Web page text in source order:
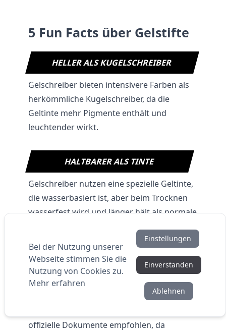
5 Fun Facts über Gelstifte
HELLER ALS KUGELSCHREIBER
Gelschreiber bieten intensivere Farben als
herkömmliche Kugelschreiber, da die
Geltinte mehr Pigmente enthält und
leuchtender wirkt.
HALTBARER ALS TINTE
Gelschreiber nutzen eine spezielle Geltinte,
die wasserbasiert ist, aber beim Trocknen
wasserfest wird und länger hält als normale
FÄLSCHUNGSSCHUTZ
Wegen ihrer klaren Linien und
offizielle Dokumente empfohlen, da
Bei der Nutzung unserer
Webseite stimmen Sie die
Nutzung von Cookies zu.
Mehr erfahren
Einstellungen
Einverstanden
Ablehnen